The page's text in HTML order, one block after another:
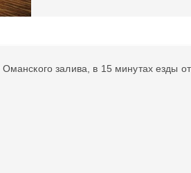
залива, в 15 минутах езды